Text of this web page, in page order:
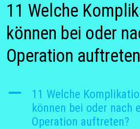
11 Welche
können bei oder
Operation
A
11 Welche
können bei oder nach
Operation auftreten?